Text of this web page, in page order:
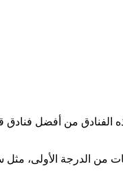
الفنادق من أفضل
بتقديم خدمات من الدرجة